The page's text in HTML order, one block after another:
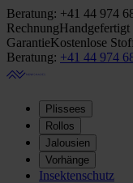
Beratung: +41 44 974
RechnungHandgefertigt
GarantieKostenlose
Beratung: +41 44 974
Plissees
Rollos
Jalousien
Vorhänge
Insektenschutz